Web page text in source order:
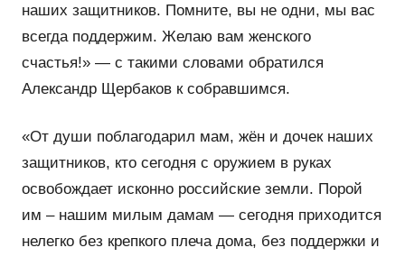
наших защитников. Помните, вы не одни, мы вас
всегда поддержим. Желаю вам женского
счастья!» — с такими словами обратился
Александр Щербаков к собравшимся.
«От души поблагодарил мам, жён и дочек наших
защитников, кто сегодня с оружием в руках
освобождает исконно российские земли. Порой
им – нашим милым дамам — сегодня приходится
нелегко без крепкого плеча дома, без поддержки и